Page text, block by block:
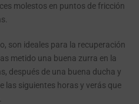
molestos en puntos de fricción
son ideales para la recuperación
metido una buena zurra en la
después de una buena ducha y
las siguientes horas y verás que